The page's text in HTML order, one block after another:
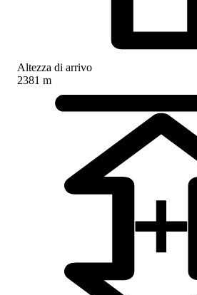
Altezza di arrivo
2381 m